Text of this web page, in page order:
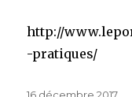
http://
-pratiques/
Publié
16 décembre 2017